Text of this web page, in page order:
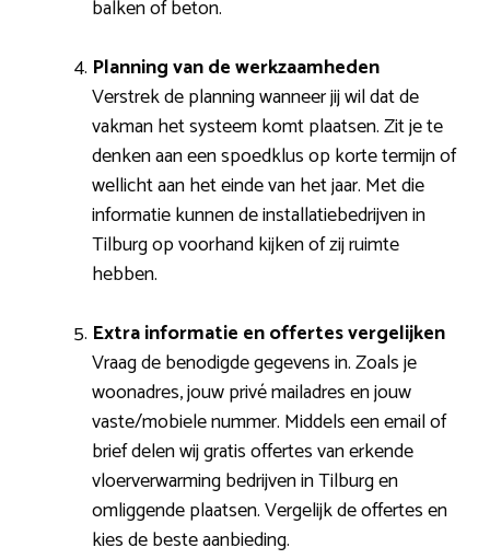
balken of beton.
Planning van de werkzaamheden
Verstrek de planning wanneer jij wil dat de
vakman het systeem komt plaatsen. Zit je te
denken aan een spoedklus op korte termijn of
wellicht aan het einde van het jaar. Met die
informatie kunnen de installatiebedrijven in
Tilburg op voorhand kijken of zij ruimte
hebben.
Extra informatie en offertes vergelijken
Vraag de benodigde gegevens in. Zoals je
woonadres, jouw privé mailadres en jouw
vaste/mobiele nummer. Middels een email of
brief delen wij gratis offertes van erkende
vloerverwarming bedrijven in Tilburg en
omliggende plaatsen. Vergelijk de offertes en
kies de beste aanbieding.